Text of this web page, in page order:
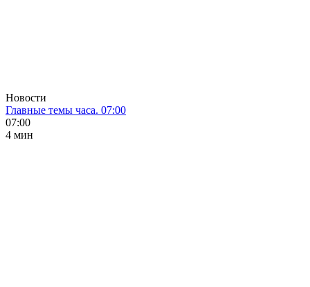
Новости
Главные темы часа. 07:00
07:00
4 мин